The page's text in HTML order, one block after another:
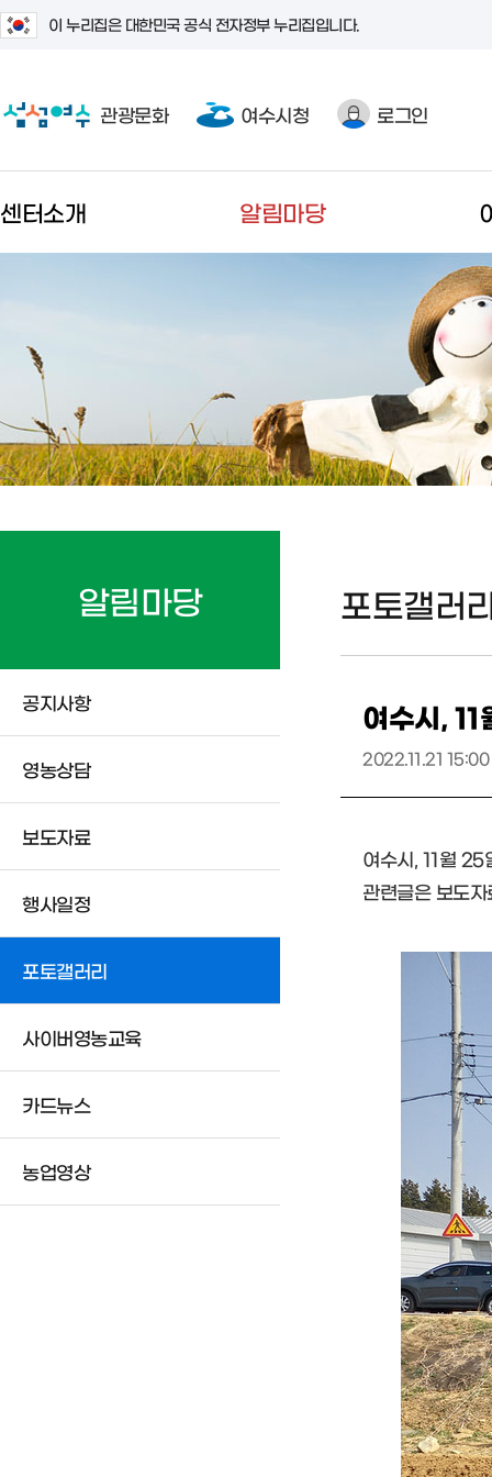
이 누리집은 대한민국 공식 전자정부 누리집입니다.
관광문화 여수시청 로그인
센터소개 알림마당
알림마당
공지사항
영농상담
보도자료
행사일정
포토갤러리
사이버영농교육
카드뉴스
농업영상
포토갤러
여수시, 11
2022.11.21 15:00
여수시, 11월 25
관련글은 보도